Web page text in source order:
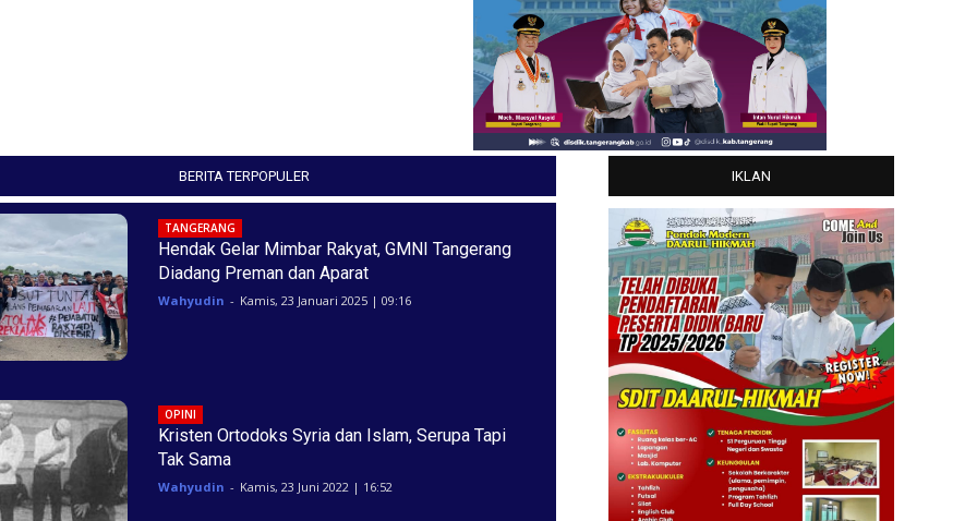
BERITA TERPOPULER
TANGERANG
Hendak Gelar Mimbar Rakyat, GMNI Tangerang
Diadang Preman dan Aparat
Wahyudin - Kamis, 23 Januari 2025 | 09:16
OPINI
Kristen Ortodoks Syria dan Islam, Serupa Tapi
Tak Sama
Wahyudin - Kamis, 23 Juni 2022 | 16:52
IKLAN